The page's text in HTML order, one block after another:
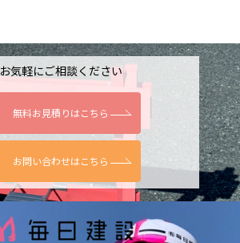
お気軽にご相談ください
無料お見積りはこちら
お問い合わせはこちら